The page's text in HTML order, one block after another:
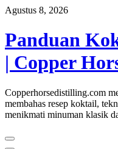
Skip
content
Agustus 8, 2026
Panduan
| Copper
Copperhorsedistilling.com
membahas resep koktail,
menikmati minuman klasik